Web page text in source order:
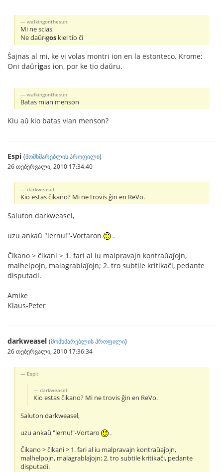
walkingonthesun:
Mi ne scias
Ne daŭrigos kiel tio ĉi
Ŝajnas al mi, ke vi volas montri ion en la estonteco. Krome:
Oni daŭrigas ion, por ke tio daŭru.
walkingonthesun:
Batas mian menson
Kiu aŭ kio batas vian menson?
Espi (მომხმარებლის პროფილი)
26 თებერვალი, 2010 17:34:40
darkweasel:
Kio estas ĉikano? Mi ne trovis ĝin en ReVo.
Saluton darkweasel,
uzu ankaŭ "lernu!"-Vortaron .
Ĉikano > ĉikani > 1. fari al iu malpravajn kontraŭaĵojn,
malhelpojn, malagrablaĵojn; 2. tro subtile kritikaĉi, pedante
disputadi.
Amike
Klaus-Peter
darkweasel (მომხმარებლის პროფილი)
26 თებერვალი, 2010 17:36:34
Espi:
darkweasel:
Kio estas ĉikano? Mi ne trovis ĝin en ReVo.
Saluton darkweasel,
uzu ankaŭ "lernu!"-Vortaro
.
Ĉikano > ĉikani > 1. fari al iu malpravajn kontraŭaĵojn,
malhelpojn, malagrablaĵojn; 2. tro subtile kritikaĉi, pedante
disputadi.